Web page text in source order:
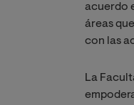
acuerdo
áreas
con las
La